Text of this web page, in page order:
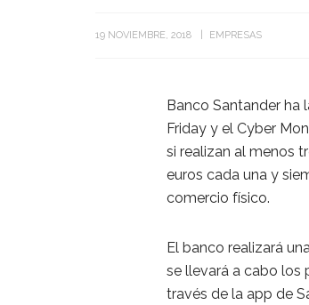
19 NOVIEMBRE, 2018 EMPRESAS
Banco Santander
Friday y el Cyber
si realizan al menos
euros cada una y
comercio físico.
El banco realizará
se llevará a cabo los
través de la app de